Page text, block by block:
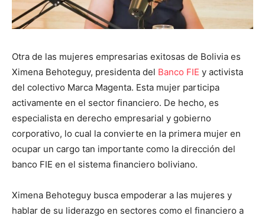
Otra de las mujeres empresarias exitosas de Bolivia es
Ximena Behoteguy, presidenta del Banco FIE y activista
del colectivo Marca Magenta. Esta mujer participa
activamente en el sector financiero. De hecho, es
especialista en derecho empresarial y gobierno
corporativo, lo cual la convierte en la primera mujer en
ocupar un cargo tan importante como la dirección del
banco FIE en el sistema financiero boliviano.
Ximena Behoteguy busca empoderar a las mujeres y
hablar de su liderazgo en sectores como el financiero a